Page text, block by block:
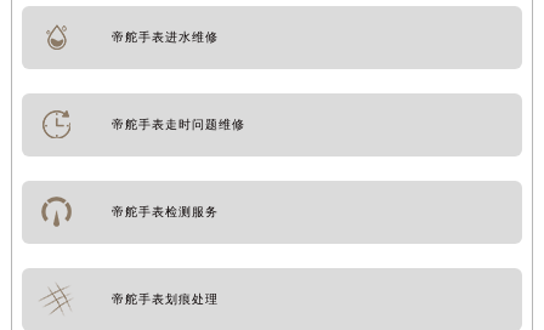
帝舵手表进水维修
帝舵手表走时问题维修
帝舵手表检测服务
帝舵手表划痕处理